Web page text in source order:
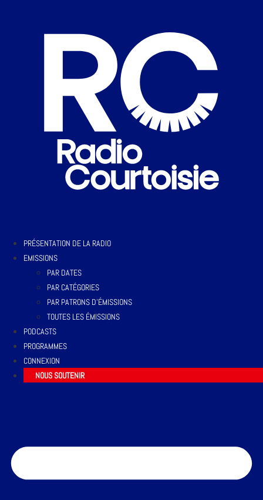
PRÉSENTATION DE LA RADIO
EMISSIONS
PAR DATES
PAR CATÉGORIES
PAR PATRONS D’ÉMISSIONS
TOUTES LES ÉMISSIONS
PODCASTS
PROGRAMMES
CONNEXION
NOUS SOUTENIR